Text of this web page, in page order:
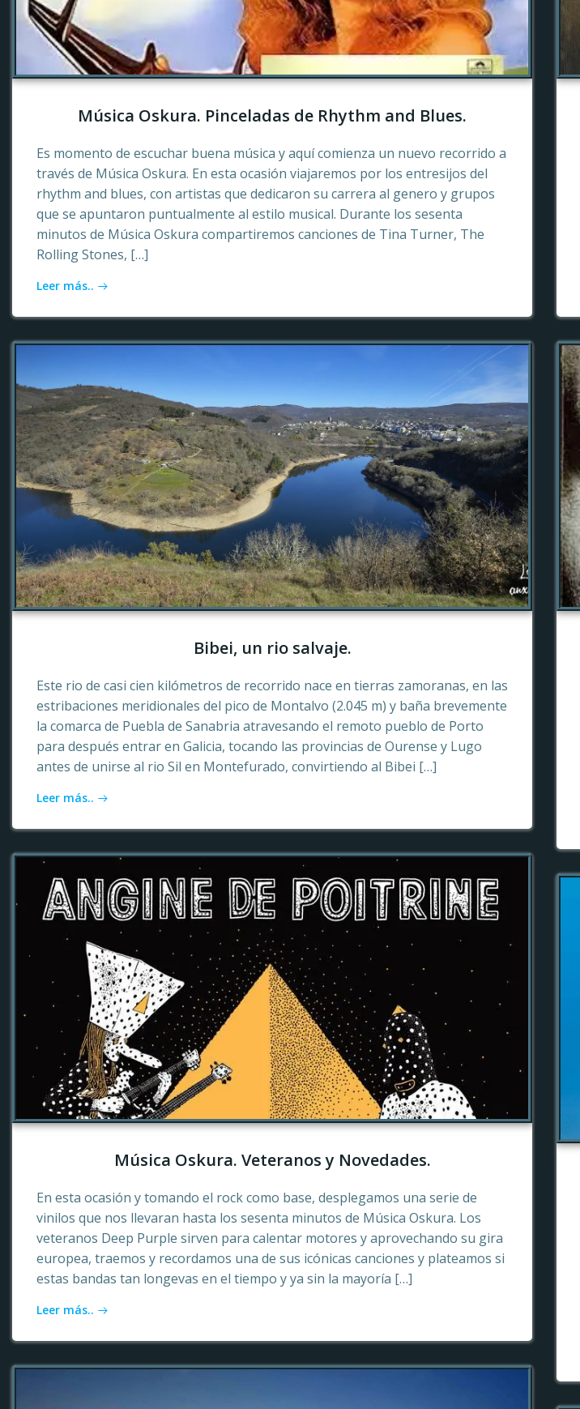
Música Oskura. Pinceladas de Rhythm and Blues.
Es momento de escuchar buena música y aquí comienza un nuevo recorrido a
través de Música Oskura. En esta ocasión viajaremos por los entresijos del
rhythm and blues, con artistas que dedicaron su carrera al genero y grupos
que se apuntaron puntualmente al estilo musical. Durante los sesenta
minutos de Música Oskura compartiremos canciones de Tina Turner, The
Rolling Stones, […]
Leer más..
Bibei, un rio salvaje.
Este rio de casi cien kilómetros de recorrido nace en tierras zamoranas, en las
estribaciones meridionales del pico de Montalvo (2.045 m) y baña brevemente
la comarca de Puebla de Sanabria atravesando el remoto pueblo de Porto
para después entrar en Galicia, tocando las provincias de Ourense y Lugo
antes de unirse al rio Sil en Montefurado, convirtiendo al Bibei […]
Leer más..
Música Oskura. Veteranos y Novedades.
En esta ocasión y tomando el rock como base, desplegamos una serie de
vinilos que nos llevaran hasta los sesenta minutos de Música Oskura. Los
veteranos Deep Purple sirven para calentar motores y aprovechando su gira
europea, traemos y recordamos una de sus icónicas canciones y plateamos si
estas bandas tan longevas en el tiempo y ya sin la mayoría […]
Leer más..